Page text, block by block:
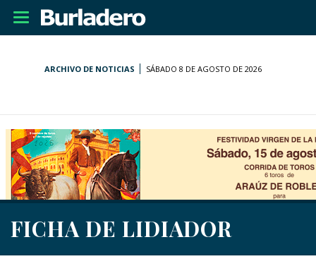
Desplegar
navegación
ARCHIVO DE NOTICIAS SÁBADO 8 DE AGOSTO DE 2026
FICHA DE LIDIADOR